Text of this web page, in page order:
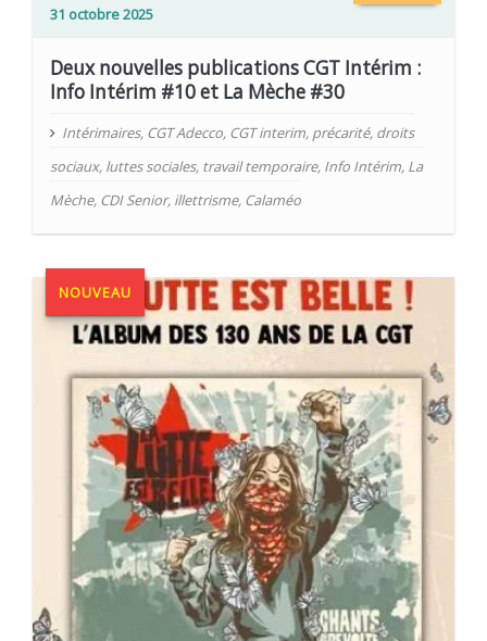
31 octobre 2025
Deux nouvelles publications CGT Intérim :
Info Intérim #10 et La Mèche #30
Intérimaires, CGT Adecco, CGT interim, précarité, droits
sociaux, luttes sociales, travail temporaire, Info Intérim, La
Mèche, CDI Senior, illettrisme, Calaméo
NOUVEAU